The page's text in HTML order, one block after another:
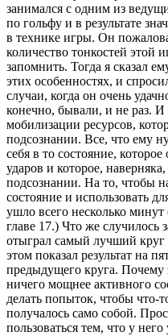
занимался с одним из
по гольфу и в результате
в технике игры. Он
количество тонкостей этой
запомнить. Тогда я сказал
этих особенностях, и
случаи, когда он очень
конечно, бывали, и не раз. И
мобилизации ресурсов,
подсознании. Все, что ему
себя в то состояние,
ударов и которое,
подсознании. На то, чтобы
состояние и использовать
ушло всего несколько
главе 17.) Что же
отыграл самый лучший круг
этом показал результат на
предыдущего круга. Почему
ничего мощнее активного
делать попыток, чтобы что-
получалось само собой.
пользоваться тем, что у